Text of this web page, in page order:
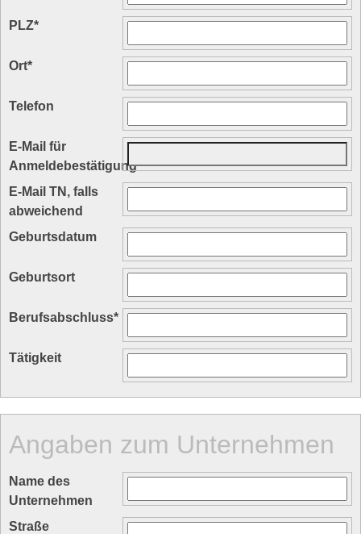
PLZ*
Ort*
Telefon
E-Mail für
Anmeldebestätigung*
E-Mail TN, falls
abweichend
Geburtsdatum
Geburtsort
Berufsabschluss*
Tätigkeit
Angaben zum Unternehmen
Name des
Unternehmen
Straße